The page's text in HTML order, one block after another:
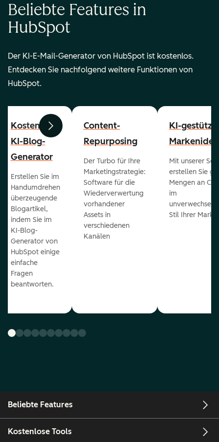
Beliebte Features in
HubSpot
Der KI-E-Mail-Generator von HubSpot ist kostenlos.
Entdecken Sie nachfolgend weitere Funktionen von
HubSpot.
ZurückWeiter
Kostenloser
KI-Blog-
Generator
Erstellen Sie im
Handumdrehen
überzeugende
Blogartikel,
indem Sie im
KI-Blog-
Generator von
HubSpot einige
einfache
Fragen
beantworten.
Content-
Repurposing
Der Turbo für Ihre
Marketingstrategie:
Software für die
Wiederverwertung
vorhandener
Assets in
verschiedenen
Kanälen
KI-
Mit unserer
erstellen Sie
Mengen an
im
Stil Ihrer Marke.
Beliebte Features
Kostenlose Tools